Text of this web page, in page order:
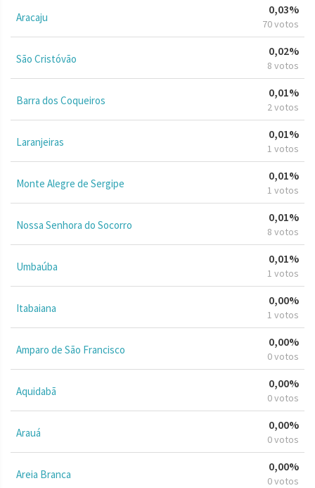
Aracaju
0,03%
70 votos
São Cristóvão
0,02%
8 votos
Barra dos Coqueiros
0,01%
2 votos
Laranjeiras
0,01%
1 votos
Monte Alegre de Sergipe
0,01%
1 votos
Nossa Senhora do Socorro
0,01%
8 votos
Umbaúba
0,01%
1 votos
Itabaiana
0,00%
1 votos
Amparo de São Francisco
0,00%
0 votos
Aquidabã
0,00%
0 votos
Arauá
0,00%
0 votos
Areia Branca
0,00%
0 votos